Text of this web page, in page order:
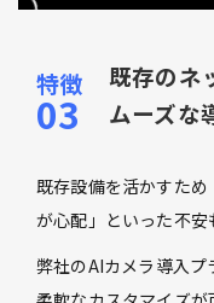
既存のネ
ムーズな
既存設備を活かすた
が心配」といった不安
弊社のAIカメラ導入